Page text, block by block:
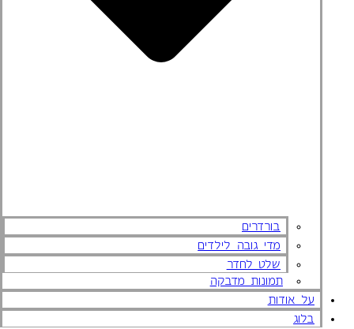
בורדרים
מדי גובה לילדים
שלט לחדר
תמונות מדבקה
על אודות
בלוג